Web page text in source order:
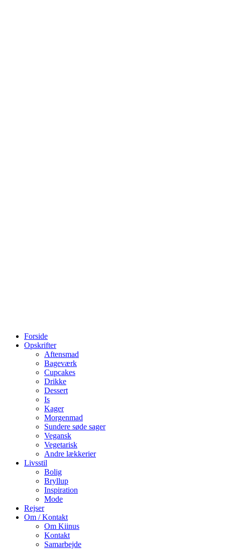
Forside
Opskrifter
Aftensmad
Bageværk
Cupcakes
Drikke
Dessert
Is
Kager
Morgenmad
Sundere søde sager
Vegansk
Vegetarisk
Andre lækkerier
Livsstil
Bolig
Bryllup
Inspiration
Mode
Rejser
Om / Kontakt
Om Kiinus
Kontakt
Samarbejde